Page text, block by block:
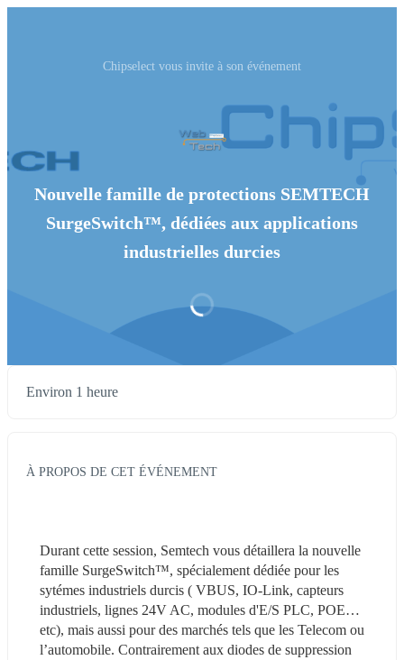
Chipselect vous invite à son événement
Nouvelle famille de protections SEMTECH
SurgeSwitch™, dédiées aux applications
industrielles durcies
Environ 1 heure
À PROPOS DE CET ÉVÉNEMENT
Durant cette session, Semtech vous détaillera la nouvelle
famille SurgeSwitch™, spécialement dédiée pour les
sytémes industriels durcis ( VBUS, IO-Link, capteurs
industriels, lignes 24V AC, modules d'E/S PLC, POE…
etc), mais aussi pour des marchés tels que les Telecom ou
l’automobile. Contrairement aux diodes de suppression